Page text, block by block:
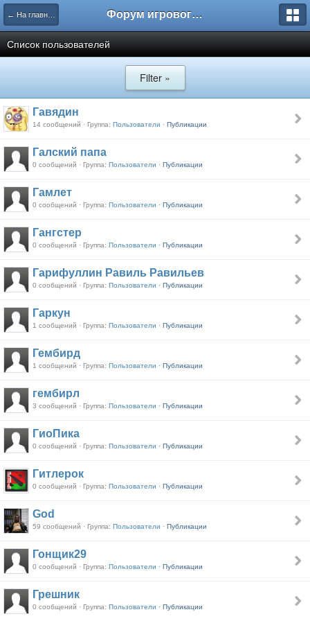
← На главную Форум игрового проекта Riverrise
Список пользователей
Filter »
Гавядин
14 сообщений · Группа: Пользователи · Публикации
Галский папа
0 сообщений · Группа: Пользователи · Публикации
Гамлет
0 сообщений · Группа: Пользователи · Публикации
Гангстер
0 сообщений · Группа: Пользователи · Публикации
Гарифуллин Равиль Равильев
0 сообщений · Группа: Пользователи · Публикации
Гаркун
1 сообщений · Группа: Пользователи · Публикации
Гембирд
1 сообщений · Группа: Пользователи · Публикации
гембирл
3 сообщений · Группа: Пользователи · Публикации
ГиоПика
0 сообщений · Группа: Пользователи · Публикации
Гитлерок
0 сообщений · Группа: Пользователи · Публикации
God
59 сообщений · Группа: Пользователи · Публикации
Гонщик29
0 сообщений · Группа: Пользователи · Публикации
Грешник
0 сообщений · Группа: Пользователи · Публикации